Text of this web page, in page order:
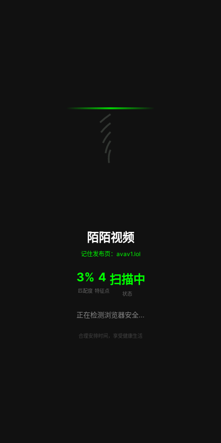
陌陌视频
记住发布页：avav1.lol
5%
匹配度
6
特征点
扫描中
状态
正在检测浏览器安全...
合理安排时间，享受健康生活